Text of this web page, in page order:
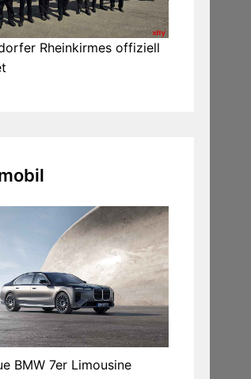
Rheinkirmes offiziell
BMW 7er Limousine